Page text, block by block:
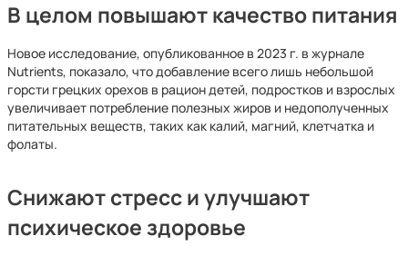
В целом повышают качество питания
Новое исследование, опубликованное в 2023 г. в журнале
Nutrients, показало, что добавление всего лишь небольшой
горсти грецких орехов в рацион детей, подростков и взрослых
увеличивает потребление полезных жиров и недополученных
питательных веществ, таких как калий, магний, клетчатка и
фолаты.
Снижают стресс и улучшают
психическое здоровье